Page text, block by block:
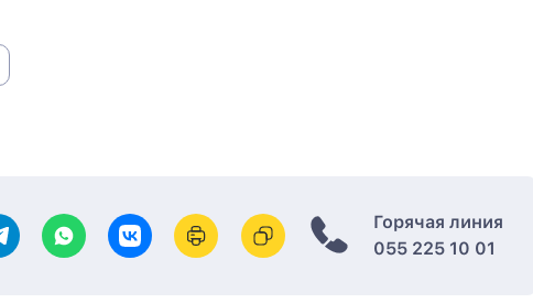
Горячая линия
055 225 10 01